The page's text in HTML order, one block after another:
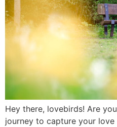
Hey there, lovebirds! Are
journey to capture your